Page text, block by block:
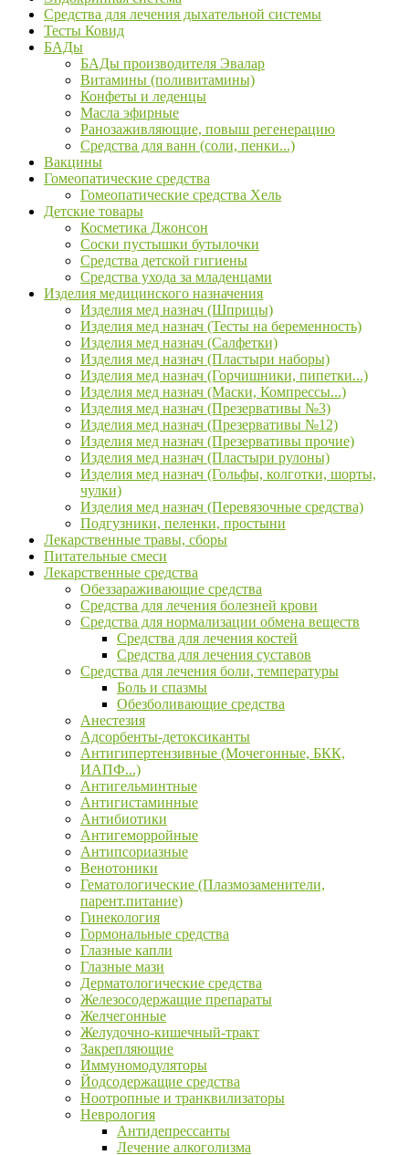
Средства для лечения дыхательной системы
Тесты Ковид
БАДы
БАДы производителя Эвалар
Витамины (поливитамины)
Конфеты и леденцы
Масла эфирные
Ранозаживляющие, повыш регенерацию
Средства для ванн (соли, пенки...)
Вакцины
Гомеопатические средства
Гомеопатические средства Хель
Детские товары
Косметика Джонсон
Соски пустышки бутылочки
Средства детской гигиены
Средства ухода за младенцами
Изделия медицинского назначения
Изделия мед назнач (Шприцы)
Изделия мед назнач (Тесты на беременность)
Изделия мед назнач (Салфетки)
Изделия мед назнач (Пластыри наборы)
Изделия мед назнач (Горчишники, пипетки...)
Изделия мед назнач (Маски, Компрессы...)
Изделия мед назнач (Презервативы №3)
Изделия мед назнач (Презервативы №12)
Изделия мед назнач (Презервативы прочие)
Изделия мед назнач (Пластыри рулоны)
Изделия мед назнач (Гольфы, колготки, шорты,
чулки)
Изделия мед назнач (Перевязочные средства)
Подгузники, пеленки, простыни
Лекарственные травы, сборы
Питательные смеси
Лекарственные средства
Обеззараживающие средства
Средства для лечения болезней крови
Средства для нормализации обмена веществ
Средства для лечения костей
Средства для лечения суставов
Средства для лечения боли, температуры
Боль и спазмы
Обезболивающие средства
Анестезия
Адсорбенты-детоксиканты
Антигипертензивные (Мочегонные, БКК,
ИАПФ...)
Антигельминтные
Антигистаминные
Антибиотики
Антигеморройные
Антипсориазные
Венотоники
Гематологические (Плазмозаменители,
парент.питание)
Гинекология
Гормональные средства
Глазные капли
Глазные мази
Дерматологические средства
Железосодержащие препараты
Желчегонные
Желудочно-кишечный-тракт
Закрепляющие
Иммуномодуляторы
Йодсодержащие средства
Ноотропные и транквилизаторы
Неврология
Антидепрессанты
Лечение алкоголизма